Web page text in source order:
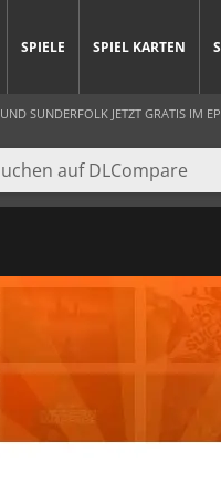
SPIELE SPIEL KARTEN
SUNDERFOLK JETZT GRATIS IM